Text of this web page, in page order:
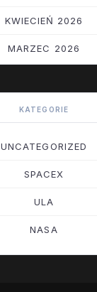
KWIECIEŃ 2026
MARZEC 2026
KATEGORIE
UNCATEGORIZED
SPACEX
ULA
NASA